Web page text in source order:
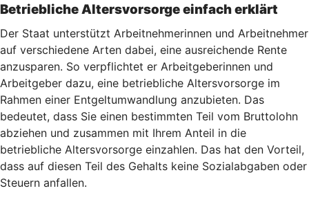
Betriebliche Altersvorsorge einfach erklärt
Der Staat unterstützt Arbeitnehmerinnen und Arbeitnehmer
auf verschiedene Arten dabei, eine ausreichende Rente
anzusparen. So verpflichtet er Arbeitgeberinnen und
Arbeitgeber dazu, eine betriebliche Altersvorsorge im
Rahmen einer Entgeltumwandlung anzubieten. Das
bedeutet, dass Sie einen bestimmten Teil vom Bruttolohn
abziehen und zusammen mit Ihrem Anteil in die
betriebliche Altersvorsorge einzahlen. Das hat den Vorteil,
dass auf diesen Teil des Gehalts keine Sozialabgaben oder
Steuern anfallen.